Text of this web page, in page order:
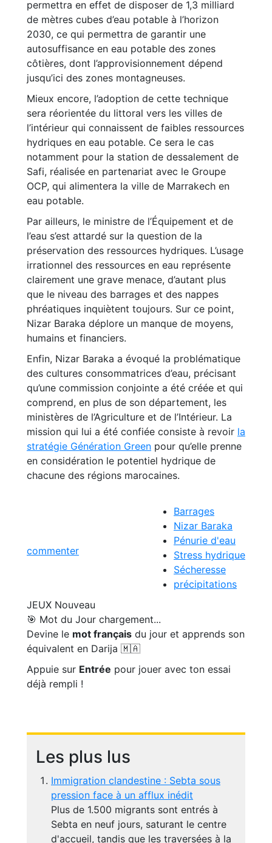
permettra en effet de disposer de 1,3 milliard
de mètres cubes d’eau potable à l’horizon
2030, ce qui permettra de garantir une
autosuffisance en eau potable des zones
côtières, dont l’approvisionnement dépend
jusqu’ici des zones montagneuses.
Mieux encore, l’adoption de cette technique
sera réorientée du littoral vers les villes de
l’intérieur qui connaissent de faibles ressources
hydriques en eau potable. Ce sera le cas
notamment pour la station de dessalement de
Safi, réalisée en partenariat avec le Groupe
OCP, qui alimentera la ville de Marrakech en
eau potable.
Par ailleurs, le ministre de l’Équipement et de
l’eau s’est attardé sur la question de la
préservation des ressources hydriques. L’usage
irrationnel des ressources en eau représente
clairement une grave menace, d’autant plus
que le niveau des barrages et des nappes
phréatiques inquiètent toujours. Sur ce point,
Nizar Baraka déplore un manque de moyens,
humains et financiers.
Enfin, Nizar Baraka a évoqué la problématique
des cultures consommatrices d’eau, précisant
qu’une commission conjointe a été créée et qui
comprend, en plus de son département, les
ministères de l’Agriculture et de l’Intérieur. La
mission qui lui a été confiée consiste à revoir la
stratégie Génération Green pour qu’elle prenne
en considération le potentiel hydrique de
chacune des régions marocaines.
commenter
Barrages
Nizar Baraka
Pénurie d'eau
Stress hydrique
Sécheresse
précipitations
JEUX Nouveau
🎯 Mot du Jour chargement...
Devine le mot français du jour et apprends son
équivalent en Darija 🇲🇦
Appuie sur Entrée pour jouer avec ton essai
déjà rempli !
Les plus lus
Immigration clandestine : Sebta sous
pression face à un afflux inédit
Plus de 1.500 migrants sont entrés à
Sebta en neuf jours, saturant le centre
d'accueil, tandis que les traversées à la